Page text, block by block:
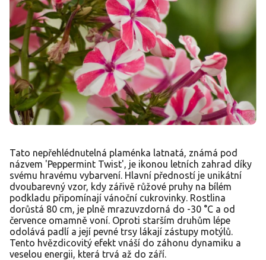
Tato nepřehlédnutelná plaménka latnatá, známá pod
názvem 'Peppermint Twist', je ikonou letních zahrad díky
svému hravému vybarvení. Hlavní předností je unikátní
dvoubarevný vzor, kdy zářivě růžové pruhy na bílém
podkladu připomínají vánoční cukrovinky. Rostlina
dorůstá 80 cm, je plně mrazuvzdorná do -30 °C a od
července omamně voní. Oproti starším druhům lépe
odolává padlí a její pevné trsy lákají zástupy motýlů.
Tento hvězdicovitý efekt vnáší do záhonu dynamiku a
veselou energii, která trvá až do září.